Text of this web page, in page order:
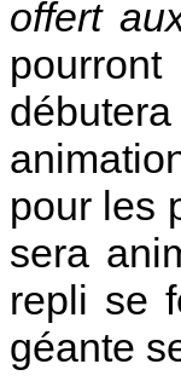
offert
pour les
sera
repli se
géante